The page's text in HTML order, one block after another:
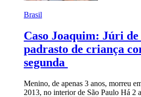
Brasil
Caso Joaquim: Júri de
padrasto de criança
segunda
Menino, de apenas 3 anos, morreu
2013, no interior de São Paulo Há 2